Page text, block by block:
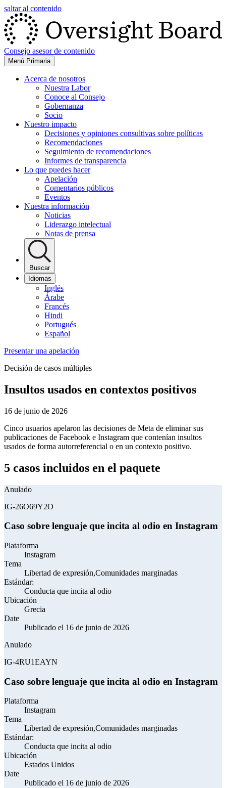
saltar al contenido
Consejo asesor de contenido
Menú Primaria
Acerca de nosotros
Nuestra Labor
Conoce al Consejo
Gobernanza
Socio
Nuestro impacto
Decisiones y opiniones consultivas sobre políticas
Recomendaciones
Seguimiento de recomendaciones
Informes de transparencia
Lo que puedes hacer
Apelación
Comentarios públicos
Eventos
Nuestra información
Noticias
Liderazgo intelectual
Notas de prensa
Buscar
Idiomas
Inglés
Árabe
Francés
Hindi
Portugués
Español
Presentar una apelación
Decisión de casos múltiples
Insultos usados en contextos positivos
16 de junio de 2026
Cinco usuarios apelaron las decisiones de Meta de eliminar sus
publicaciones de Facebook e Instagram que contenían insultos
usados de forma autorreferencial o en un contexto positivo.
5 casos incluidos en el paquete
Anulado
IG-26O69Y2O
Caso sobre lenguaje que incita al odio en Instagram
Plataforma
Instagram
Tema
Libertad de expresión,Comunidades marginadas
Estándar:
Conducta que incita al odio
Ubicación
Grecia
Date
Publicado el 16 de junio de 2026
Anulado
IG-4RU1EAYN
Caso sobre lenguaje que incita al odio en Instagram
Plataforma
Instagram
Tema
Libertad de expresión,Comunidades marginadas
Estándar:
Conducta que incita al odio
Ubicación
Estados Unidos
Date
Publicado el 16 de junio de 2026